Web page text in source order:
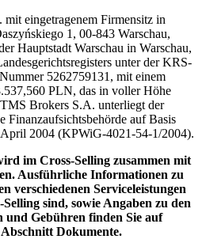
eingetragenem Firmensitz in
1, 00-843 Warschau,
Hauptstadt Warschau in Warschau,
unter der KRS-
5262759131, mit einem
PLN, das in voller Höhe
Brokers S.A. unterliegt der
Finanzaufsichtsbehörde auf Basis
2004 (KPWiG-4021-54-1/2004).
im Cross-Selling zusammen mit
Ausführliche Informationen zu
verschiedenen Serviceleistungen
sind, sowie Angaben zu den
und Gebühren finden Sie auf
Dokumente.